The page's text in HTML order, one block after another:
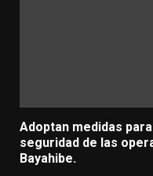
Adoptan medidas
seguridad de las
Bayahibe.